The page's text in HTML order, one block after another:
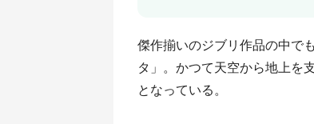
傑作揃いのジブリ作品の中で
タ」。かつて天空から地上を
となっている。